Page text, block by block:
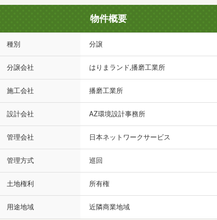
物件概要
種別 分譲
分譲会社 はりまランド,播磨工業所
施工会社 播磨工業所
設計会社 AZ環境設計事務所
管理会社 日本ネットワークサービス
管理方式 巡回
土地権利 所有権
用途地域 近隣商業地域